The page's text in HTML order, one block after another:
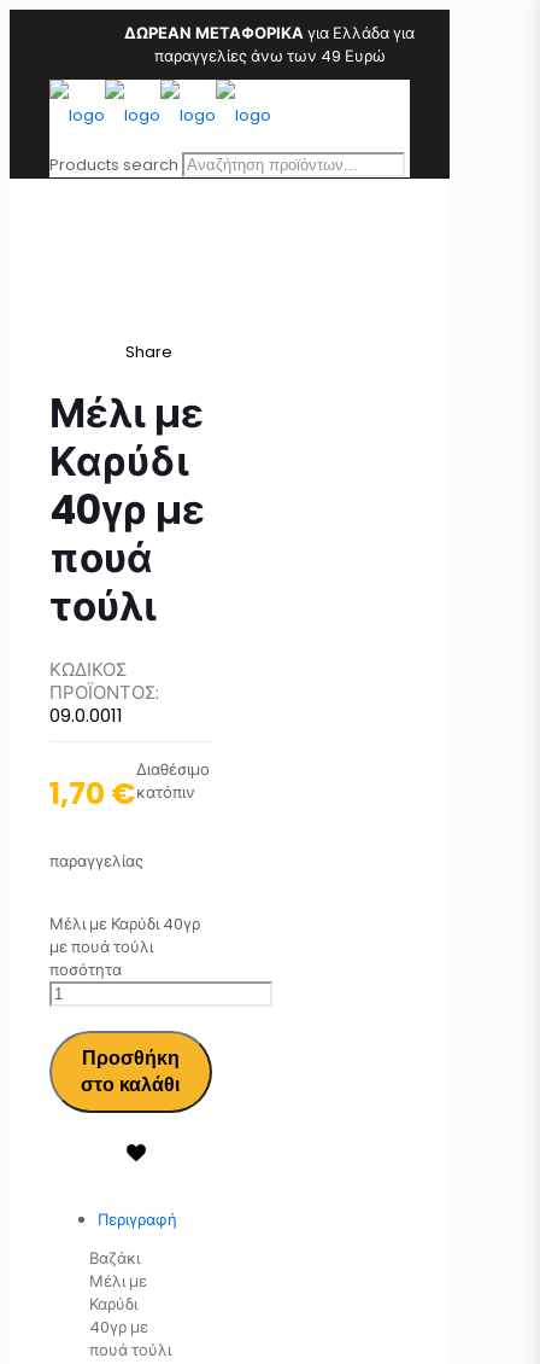
ΔΩΡΕΑΝ ΜΕΤΑΦΟΡΙΚΑγια Ελλάδα για
παραγγελίες άνω των 49 Ευρώ
Products search
Share
Μέλι με
Καρύδι
40γρ με
πουά
τούλι
ΚΩΔΙΚΟΣ
ΠΡΟΪΟΝΤΟΣ:
09.0.0011
1,70 €
Διαθέσιμο
κατόπιν
παραγγελίας
Μέλι με Καρύδι 40γρ
με πουά τούλι
ποσότητα
Προσθήκη
στο καλάθι
Περιγραφή
Βαζάκι
Μέλι με
Καρύδι
40γρ με
πουά τούλι